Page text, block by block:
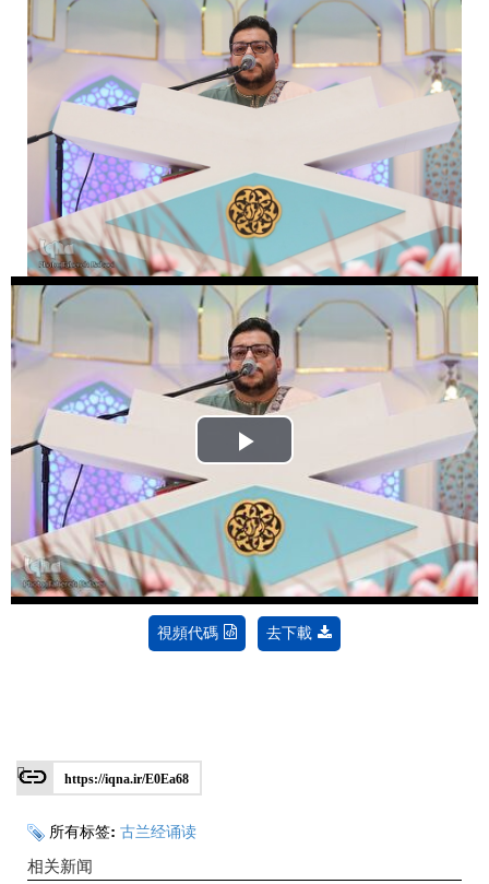
Play
Video
視頻代碼 去下載
https://iqna.ir/E0Ea68
所有标签: 古兰经诵读
相关新闻